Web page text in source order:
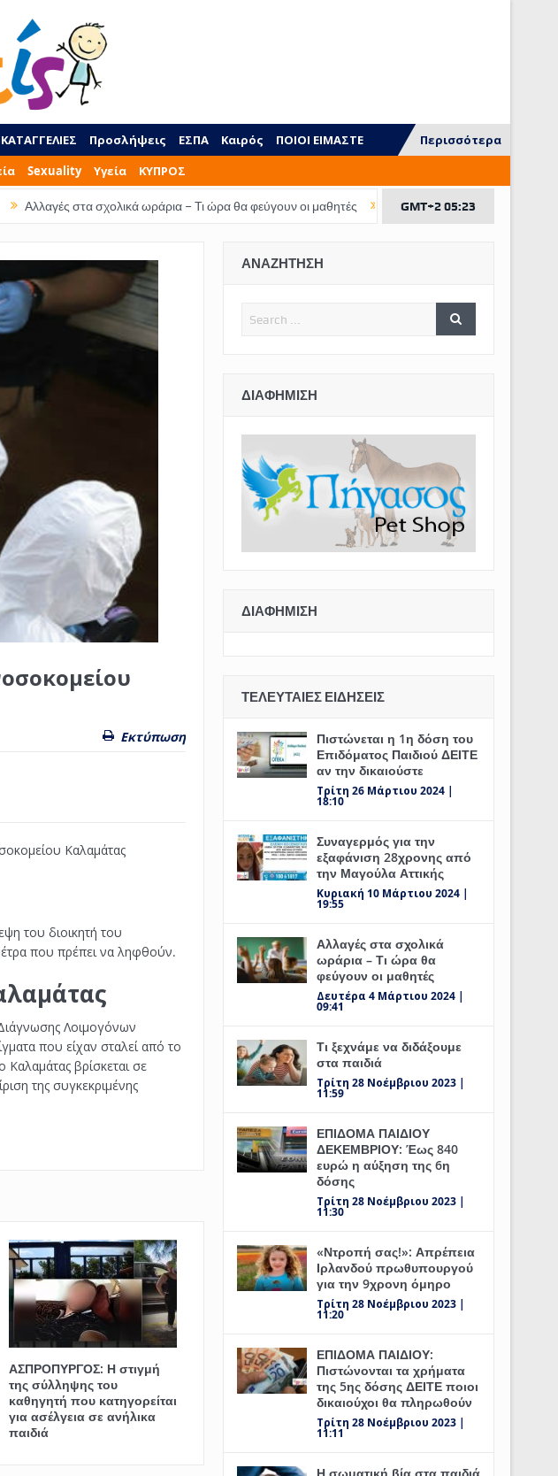
Περισσότερα
ΚΑΤΑΓΓΕΛΙΕΣ Προσλήψεις ΕΣΠΑ Καιρός
ΠΟΙΟΙ ΕΙΜΑΣΤΕ
Sexuality Υγεία ΚΥΠΡΟΣ
σχολικά ωράρια – Τι ώρα θα φεύγουν οι μαθητές Τι ξεχνάμε να διδάξουμε στα παιδιά
GMT+2 05:23
Εκτύπωση
Καλαμάτας
του διοικητή του
που πρέπει να ληφθούν.
Λοιμογόνων
που είχαν σταλεί από το
βρίσκεται σε
της συγκεκριμένης
ΑΣΠΡΟΠΥΡΓΟΣ: Η στιγμή
της σύλληψης του
καθηγητή που κατηγορείται
για ασέλγεια σε ανήλικα
παιδιά
ΑΝΑΖΗΤΗΣΗ
ΔΙΑΦΉΜΙΣΗ
ΔΙΑΦΉΜΙΣΗ
ΤΕΛΕΥΤΑΊΕΣ ΕΙΔΉΣΕΙΣ
Πιστώνεται η 1η δόση του
Επιδόματος Παιδιού ΔΕΙΤΕ
αν την δικαιούστε
Τρίτη 26 Μάρτιου 2024 |
18:10
Συναγερμός για την
εξαφάνιση 28χρονης από
την Μαγούλα Αττικής
Κυριακή 10 Μάρτιου 2024 |
19:55
Αλλαγές στα σχολικά
ωράρια – Τι ώρα θα
φεύγουν οι μαθητές
Δευτέρα 4 Μάρτιου 2024 |
09:41
Τι ξεχνάμε να διδάξουμε
στα παιδιά
Τρίτη 28 Νοέμβριου 2023 |
11:59
ΕΠΙΔΟΜΑ ΠΑΙΔΙΟΥ
ΔΕΚΕΜΒΡΙΟΥ: Έως 840
ευρώ η αύξηση της 6η
δόσης
Τρίτη 28 Νοέμβριου 2023 |
11:30
«Ντροπή σας!»: Απρέπεια
Ιρλανδού πρωθυπουργού
για την 9χρονη όμηρο
Τρίτη 28 Νοέμβριου 2023 |
11:20
ΕΠΙΔΟΜΑ ΠΑΙΔΙΟΥ:
Πιστώνονται τα χρήματα
της 5ης δόσης ΔΕΙΤΕ ποιοι
δικαιούχοι θα πληρωθούν
Τρίτη 28 Νοέμβριου 2023 |
11:11
Η σωματική βία στα παιδιά